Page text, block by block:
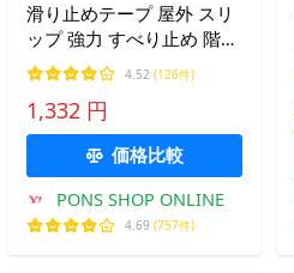
滑り止めテープ 屋外 スリ
ップ 強力 すべり止め 階段
安全 ノンスリップ 対策 転
倒防止 施工 爆買
4.52 (126件)
1,332 円
価格比較
PONS SHOP ONLINE
4.69 (757件)